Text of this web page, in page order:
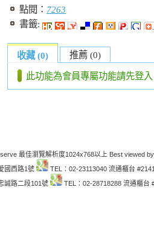
點閱： 7263
書籤:
收藏 (0) 推薦 (0)
此功能為會員專屬功能請先登入
最佳瀏覽解析度1024x768以上 Best viewed
國西路1號
TEL：02-23113040 流通櫃台
誠路二段101號
TEL：02-28718288 流通櫃台